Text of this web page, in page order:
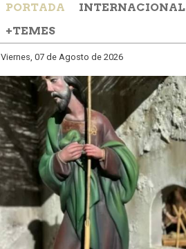
PORTADA INTERNACIONAL
+TEMES
Viernes, 07 de Agosto de 2026